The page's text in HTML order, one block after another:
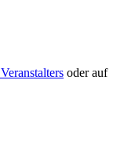
oder auf